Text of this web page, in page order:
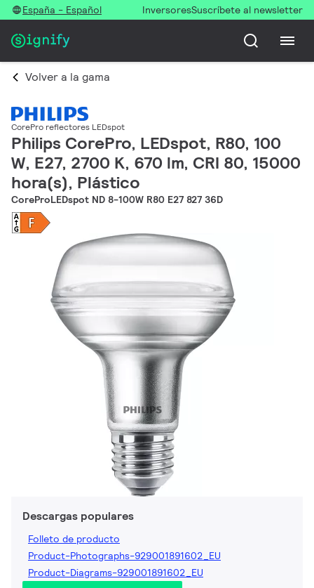
España - Español InversoresSuscríbete al newsletter
Volver a la gama
CorePro reflectores LEDspot
Philips CorePro, LEDspot, R80, 100
W, E27, 2700 K, 670 lm, CRI 80, 15000
hora(s), Plástico
CoreProLEDspot ND 8-100W R80 E27 827 36D
Descargas populares
Folleto de producto
Product-Photographs-929001891602_EU
Product-Diagrams-929001891602_EU